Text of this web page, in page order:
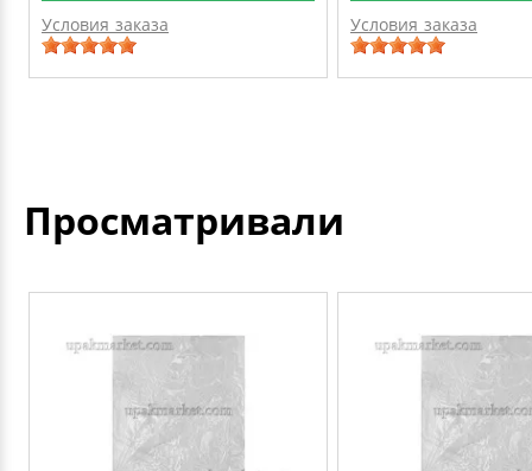
Условия заказа Условия заказа
Просматривали